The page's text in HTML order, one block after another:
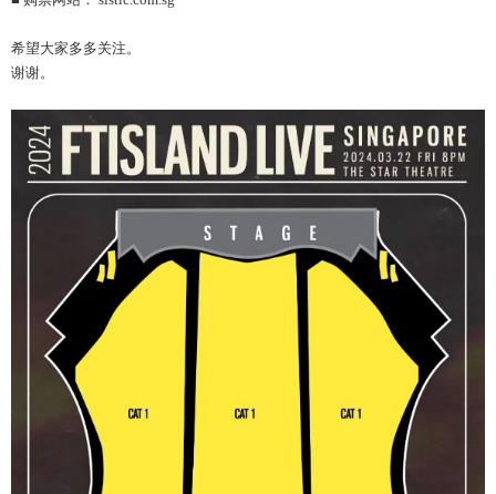
希望大家多多关注。
谢谢。